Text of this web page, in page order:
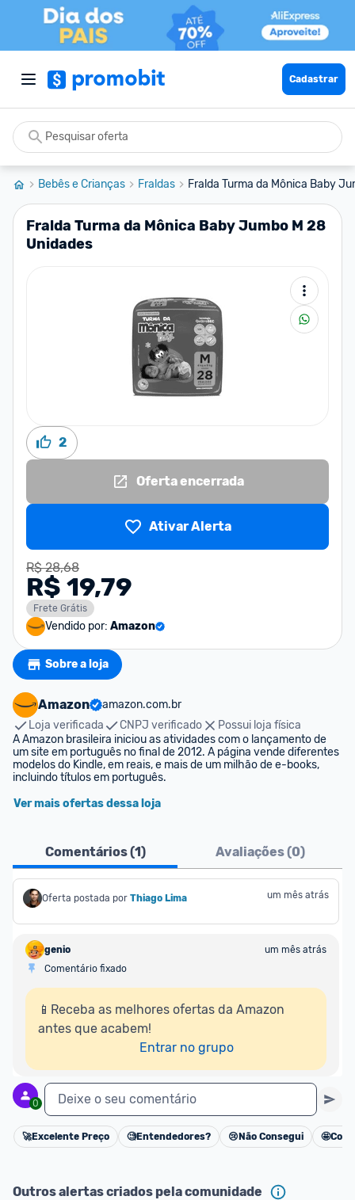
Cadastrar
Bebês e Crianças Fraldas Fralda Turma da Mônica Baby
Fralda Turma da Mônica Baby Jumbo M 28
Unidades
2
Oferta encerrada
Ativar Alerta
R$ 28,68
R$ 19,79
Frete Grátis
Vendido por: Amazon
Sobre a loja
Amazon
amazon.com.br
Loja verificada
CNPJ verificado
Possui loja física
A Amazon brasileira iniciou as atividades com o lançamento de
um site em português no final de 2012. A página vende diferentes
modelos do Kindle, em reais, e mais de um milhão de e-books,
incluindo títulos em português.
Ver mais ofertas dessa loja
Comentários (1) Avaliações (0)
Oferta postada por Thiago Lima um mês atrás
genio
um mês atrás
Comentário fixado
📱Receba as melhores ofertas da Amazon
antes que acabem!
Entrar no grupo
0 Deixe o seu comentário
Cancelar
🚀Excelente Preço 🧐Entendedores? 😢 Não Consegui 🤩
Outros alertas criados pela comunidade